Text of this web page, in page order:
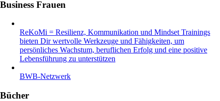
Business Frauen
ReKoMi = Resilienz, Kommunikation und Mindset Trainings
bieten Dir wertvolle Werkzeuge und Fähigkeiten, um
persönliches Wachstum, beruflichen Erfolg und eine positive
Lebensführung zu unterstützen
BWB-Netzwerk
Bücher